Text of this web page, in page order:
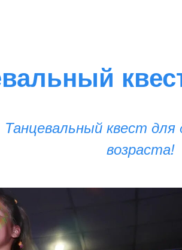
Танцевальный квест
возраста!